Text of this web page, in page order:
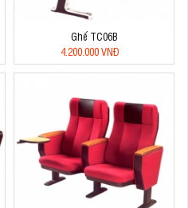
Ghế TC06B
4.200.000 VNĐ